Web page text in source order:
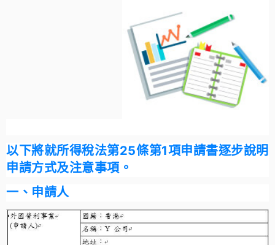
以下將就所得稅法第25條第1項申請書逐步說明
申請方式及注意事項。
一、申請人